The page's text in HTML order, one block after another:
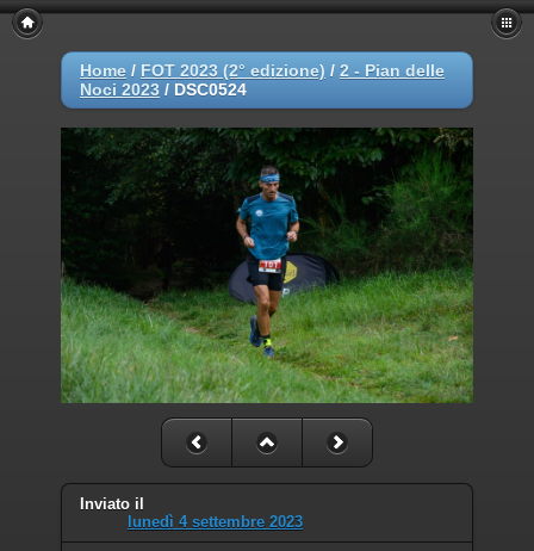
Home / FOT 2023 (2° edizione) / 2 - Pian delle
Noci 2023 / DSC0524
Inviato il
lunedì 4 settembre 2023